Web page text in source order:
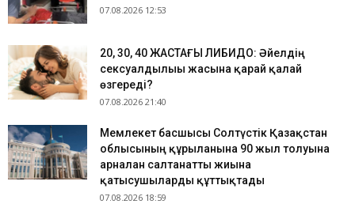
07.08.2026 12:53
​20, 30, 40 ЖАСТАҒЫ ЛИБИДО: Әйелдің
сексуалдылығы жасына қарай қалай
өзгереді?
07.08.2026 21:40
Мемлекет басшысы Солтүстік Қазақстан
облысының құрылғанына 90 жыл толуына
арналған салтанатты жиынға
қатысушыларды құттықтады
07.08.2026 18:59